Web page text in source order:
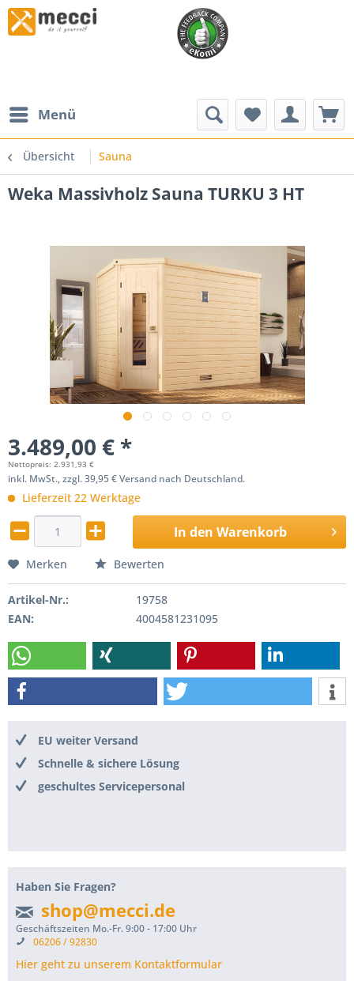
Menü
Übersicht Sauna
Weka Massivholz Sauna TURKU 3 HT
3.489,00 € *
Nettopreis: 2.931,93 €
inkl. MwSt., zzgl. 39,95 € Versand nach Deutschland.
Lieferzeit 22 Werktage
In den Warenkorb
Merken Bewerten
Artikel-Nr.:
19758
EAN:
4004581231095
EU weiter Versand
Schnelle & sichere Lösung
geschultes Servicepersonal
Haben Sie Fragen?
shop@mecci.de
Geschäftszeiten Mo.-Fr. 9:00 - 17:00 Uhr
06206 / 92830
Hier geht zu unserem Kontaktformular